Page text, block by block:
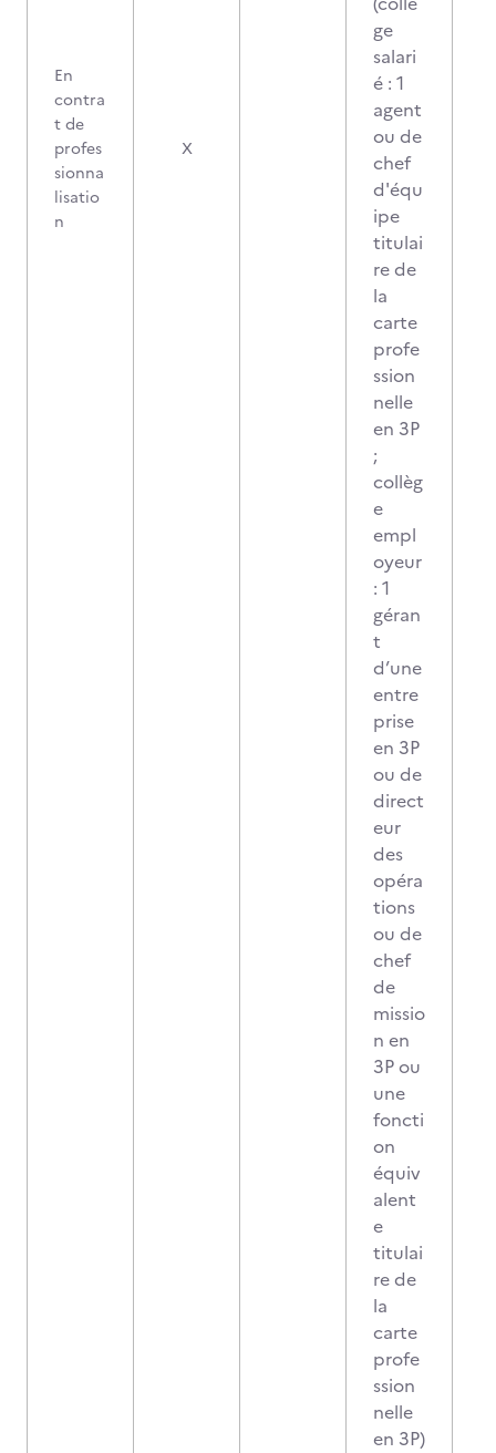
En
contra
t de
profes
sionna
lisatio
n
X
ge
salari
é : 1
agent
ou de
chef
d'équ
ipe
titulai
re de
la
carte
profe
ssion
nelle
en 3P
;
collèg
e
empl
oyeur
: 1
géran
t
d’une
entre
prise
en 3P
ou de
direct
eur
des
opéra
tions
ou de
chef
de
missio
n en
3P ou
une
foncti
on
équiv
alent
e
titulai
re de
la
carte
profe
ssion
nelle
en 3P)